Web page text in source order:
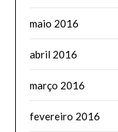
maio 2016
abril 2016
março 2016
fevereiro 2016